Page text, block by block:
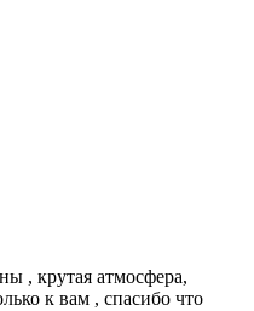
, крутая атмосфера,
к вам , спасибо что